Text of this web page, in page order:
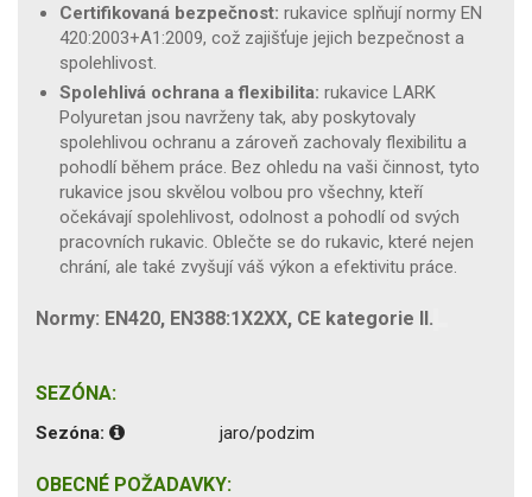
Certifikovaná bezpečnost: rukavice splňují normy EN
420:2003+A1:2009, což zajišťuje jejich bezpečnost a
spolehlivost.
Spolehlivá ochrana a flexibilita: rukavice LARK
Polyuretan jsou navrženy tak, aby poskytovaly
spolehlivou ochranu a zároveň zachovaly flexibilitu a
pohodlí během práce. Bez ohledu na vaši činnost, tyto
rukavice jsou skvělou volbou pro všechny, kteří
očekávají spolehlivost, odolnost a pohodlí od svých
pracovních rukavic. Oblečte se do rukavic, které nejen
chrání, ale také zvyšují váš výkon a efektivitu práce.
Normy: EN420, EN388:1X2XX, CE kategorie II.
SEZÓNA:
Sezóna: jaro/podzim
OBECNÉ POŽADAVKY: